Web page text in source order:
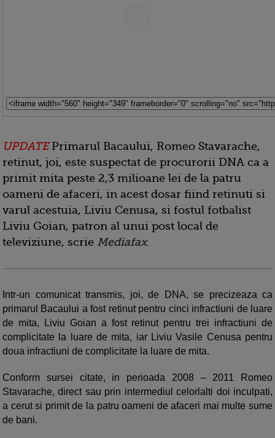
UPDATE Primarul Bacaului, Romeo Stavarache,
retinut, joi, este suspectat de procurorii DNA ca a
primit mita peste 2,3 milioane lei de la patru
oameni de afaceri, in acest dosar fiind retinuti si
varul acestuia, Liviu Cenusa, si fostul fotbalist
Liviu Goian, patron al unui post local de
televiziune, scrie Mediafax.
Intr-un comunicat transmis, joi, de DNA, se precizeaza ca
primarul Bacaului a fost retinut pentru cinci infractiuni de luare
de mita, Liviu Goian a fost retinut pentru trei infractiuni de
complicitate la luare de mita, iar Liviu Vasile Cenusa pentru
doua infractiuni de complicitate la luare de mita.
Conform sursei citate, in perioada 2008 – 2011 Romeo
Stavarache, direct sau prin intermediul celorlalti doi inculpati,
a cerut si primit de la patru oameni de afaceri mai multe sume
de bani.